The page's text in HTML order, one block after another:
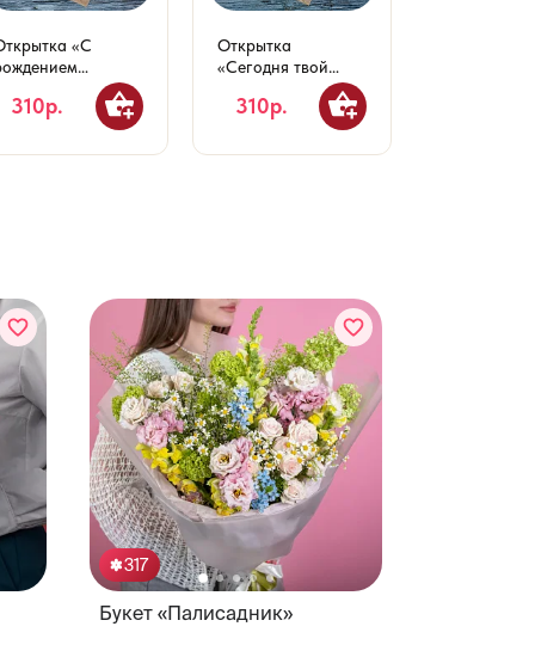
«С
310р.
Открытка
«Сегодня твой
310р.
317
Букет «Палисадник»